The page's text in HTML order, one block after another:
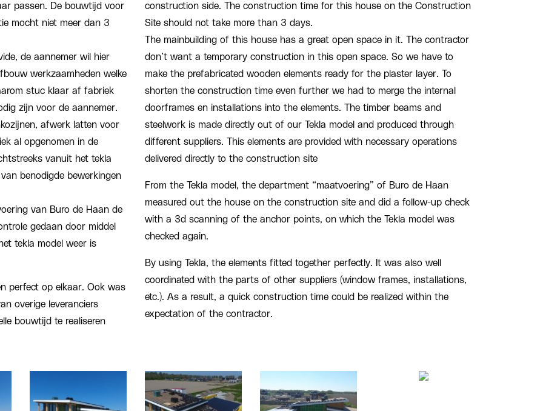
passen. De bouwtijd voor
mocht niet meer dan 3
de aannemer wil hier
werkzaamheden welke
stuc klaar af fabriek
zijn voor de aannemer.
afwerk latten voor
al opgenomen in de
vanuit het tekla
benodigde bewerkingen
van Buro de Haan de
gedaan door middel
tekla model weer is
perfect op elkaar. Ook was
overige leveranciers
bouwtijd te realiseren
construction side. The construction time for this house on the Construction
Site should not take more than 3 days.
The mainbuilding of this house has a great open space in it. The contractor
don’t want a temporary construction in this open space. So we have to
make the prefabricated wooden elements ready for the plaster layer. To
shorten the construction time even further we had to merge the internal
doorframes en installations into the elements. The timber beams and
steelwork is made directly out of our Tekla model and produced through
different suppliers. This elements are provided with necessary operations
delivered directly to the construction site
From the Tekla model, the department “maatvoering” of Buro de Haan
measured out the house on the construction site and did a follow-up check
with a 3d scanning of the anchor points, on which the Tekla model was
checked again.
By using Tekla, the elements fitted together perfectly. It was also well
coordinated with the parts of other suppliers (window frames, installations,
etc.). As a result, a quick construction time could be realized within the
expectation of the contractor.